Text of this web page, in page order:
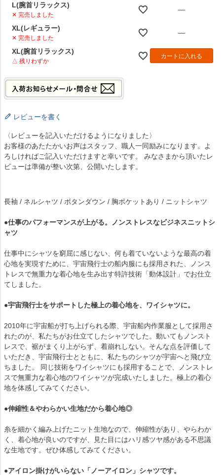
L(腕首リラックス)
✕ 完売しました
—
XL(レギュラー)
✕ 完売しました
—
XL(腕首リラックス)
△ 残りわずか
カートに入れる
レビューを書く
〈レビューを記入いただけるようになりました〉
お客様のあたたかいお声はスタッフ、職人一同励みになります。よ
ろしければご記入いただけますと幸いです。 みなさまから頂いたレ
ビューは準備が整い次第、公開いたします。
長袖 / ネルシャツ / ボタンダウン / 胸ポケットあり / ニットシャツ
●仕事のパフォーマンスが上がる。ノンストレスなビジネスニットシ
ャツ
仕事中にシャツを窮屈に感じない、何も着ていないような最高の着
心地を実現すために、宇宙飛行士の船内服にも採用された、ノンス
トレスで無重力な着心地を生み出す特許技術「動体設計」でお仕立
てしました。
●宇宙飛行士をサポートした極上の着心地を、ワイシャツに。
2010年に宇宙船が打ち上げられる際、宇宙船内作業服として採用さ
れたのが、私たちがお仕立てしたシャツでした。動いてもノンスト
レスで、裾がまくり上がらず、着崩れしない。そんな点を評価して
いただき、宇宙飛行士とともに、私たちのシャツが宇宙へと飛び立
ちました。 同じ技術をワイシャツにも採用することで、ノンストレ
スで無重力な着心地のワイシャツが完成いたしました。極上の着心
地を体感してみてください。
●伸縮性＆やわらかい生地だから着心地◎
糸を細かく編み上げたニット生地なので、伸縮性があり、やらわか
く、着心地が良いのですが、見た目にはハリ感ツヤ感がある不思議
な生地です。ぜひ体感してみてください。
●アイロン掛けがいらない「ノーアイロン」シャツです。